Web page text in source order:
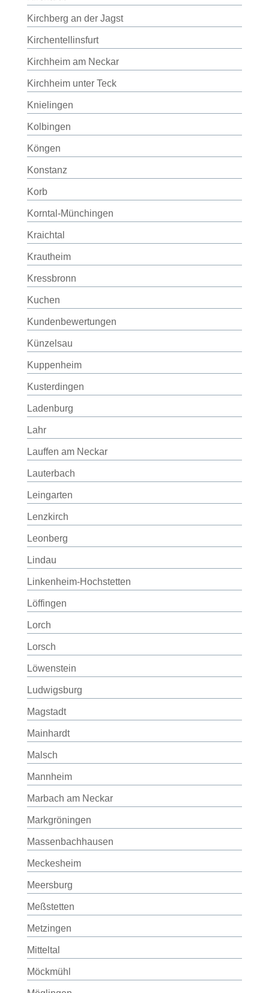
Kirchberg an der Jagst
Kirchentellinsfurt
Kirchheim am Neckar
Kirchheim unter Teck
Knielingen
Kolbingen
Köngen
Konstanz
Korb
Korntal-Münchingen
Kraichtal
Krautheim
Kressbronn
Kuchen
Kundenbewertungen
Künzelsau
Kuppenheim
Kusterdingen
Ladenburg
Lahr
Lauffen am Neckar
Lauterbach
Leingarten
Lenzkirch
Leonberg
Lindau
Linkenheim-Hochstetten
Löffingen
Lorch
Lorsch
Löwenstein
Ludwigsburg
Magstadt
Mainhardt
Malsch
Mannheim
Marbach am Neckar
Markgröningen
Massenbachhausen
Meckesheim
Meersburg
Meßstetten
Metzingen
Mitteltal
Möckmühl